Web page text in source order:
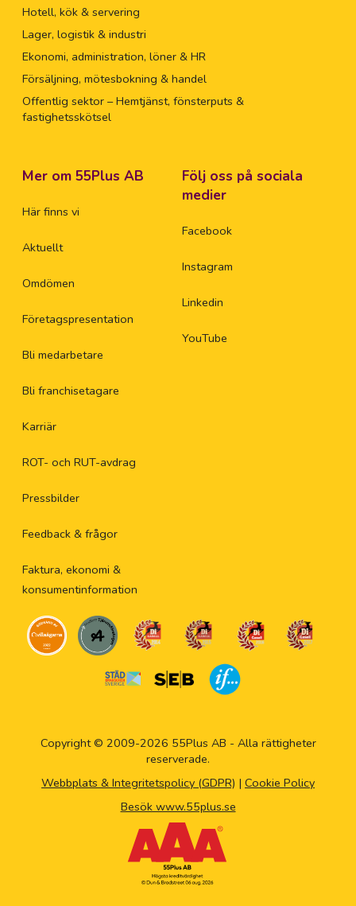
Hotell, kök & servering
Lager, logistik & industri
Ekonomi, administration, löner & HR
Försäljning, mötesbokning & handel
Offentlig sektor – Hemtjänst, fönsterputs &
fastighetsskötsel
Mer om 55Plus AB
Här finns vi
Aktuellt
Omdömen
Företagspresentation
Bli medarbetare
Bli franchisetagare
Karriär
ROT- och RUT-avdrag
Pressbilder
Feedback & frågor
Faktura, ekonomi &
konsumentinformation
Följ oss på sociala
medier
Facebook
Instagram
Linkedin
YouTube
Copyright © 2009-2026 55Plus AB - Alla rättigheter
reserverade.
Webbplats & Integritetspolicy (GDPR) | Cookie Policy
Besök www.55plus.se